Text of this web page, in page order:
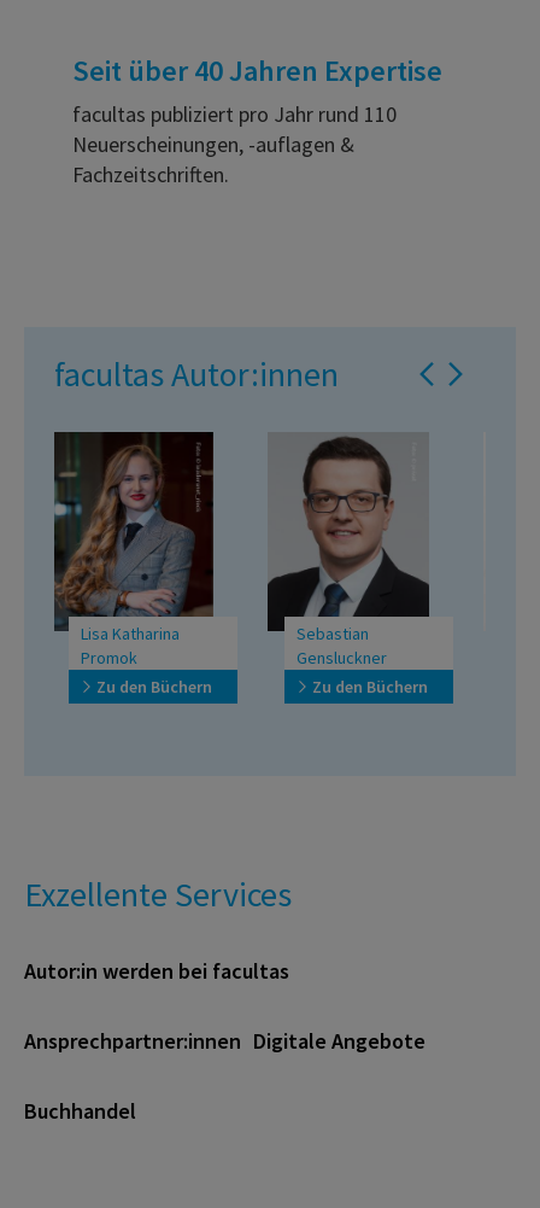
Seit über 40 Jahren Expertise
facultas publiziert pro Jahr rund 110
Neuerscheinungen, -auflagen &
Fachzeitschriften.
facultas Autor:innen
Sebastian
Zu den Büchern
Marius Contor
Zu den Büchern
Exzellente Services
Autor:in werden bei facultas
Ansprechpartner:innen Digitale Angebote
Buchhandel